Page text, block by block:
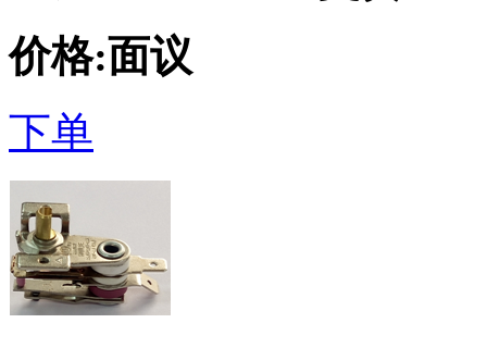
价格:面议
下单